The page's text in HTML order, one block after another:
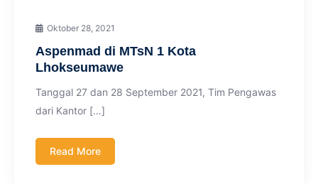
Oktober 28, 2021
Aspenmad di MTsN 1 Kota
Lhokseumawe
Tanggal 27 dan 28 September 2021, Tim Pengawas
dari Kantor […]
Read More